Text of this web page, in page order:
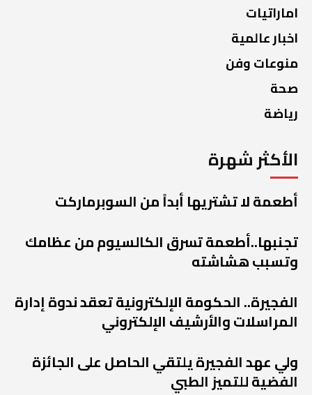
اماراتيات
اخبار عالمية
منوعات وفن
صحة
رياضة
الأكثر شهرة
أطعمة لا تشتريها أبداً من السوبرماركت
تجنبها..أطعمة تسرق الكالسيوم من عظامك
وتسبب هشاشته
الفجيرة.. الحكومة الإلكترونية تعقد ندوة إدارة
المراسلات والأرشيف الإلكتروني
ولي عهد الفجيرة يلتقي الحاصل على الجائزة
الفضية للتميز الطبي